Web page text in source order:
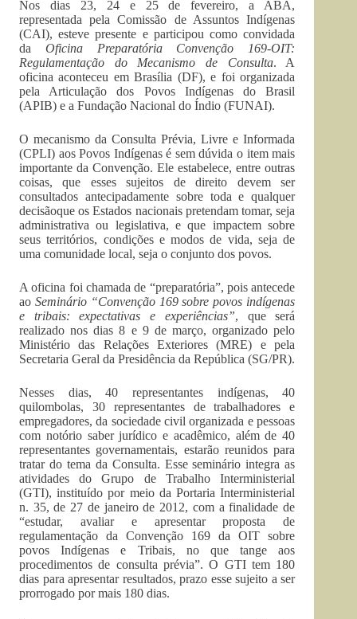
Nos dias 23, 24 e 25 de fevereiro, a ABA,
representada pela Comissão de Assuntos Indígenas
(CAI), esteve presente e participou como convidada
da Oficina Preparatória Convenção 169-OIT:
Regulamentação do Mecanismo de Consulta. A
oficina aconteceu em Brasília (DF), e foi organizada
pela Articulação dos Povos Indígenas do Brasil
(APIB) e a Fundação Nacional do Índio (FUNAI).
O mecanismo da Consulta Prévia, Livre e Informada
(CPLI) aos Povos Indígenas é sem dúvida o item mais
importante da Convenção. Ele estabelece, entre outras
coisas, que esses sujeitos de direito devem ser
consultados antecipadamente sobre toda e qualquer
decisãoque os Estados nacionais pretendam tomar, seja
administrativa ou legislativa, e que impactem sobre
seus territórios, condições e modos de vida, seja de
uma comunidade local, seja o conjunto dos povos.
A oficina foi chamada de “preparatória”, pois antecede
ao Seminário “Convenção 169 sobre povos indígenas
e tribais: expectativas e experiências”, que será
realizado nos dias 8 e 9 de março, organizado pelo
Ministério das Relações Exteriores (MRE) e pela
Secretaria Geral da Presidência da República (SG/PR).
Nesses dias, 40 representantes indígenas, 40
quilombolas, 30 representantes de trabalhadores e
empregadores, da sociedade civil organizada e pessoas
com notório saber jurídico e acadêmico, além de 40
representantes governamentais, estarão reunidos para
tratar do tema da Consulta. Esse seminário integra as
atividades do Grupo de Trabalho Interministerial
(GTI), instituído por meio da Portaria Interministerial
n. 35, de 27 de janeiro de 2012, com a finalidade de
“estudar, avaliar e apresentar proposta de
regulamentação da Convenção 169 da OIT sobre
povos Indígenas e Tribais, no que tange aos
procedimentos de consulta prévia”. O GTI tem 180
dias para apresentar resultados, prazo esse sujeito a ser
prorrogado por mais 180 dias.